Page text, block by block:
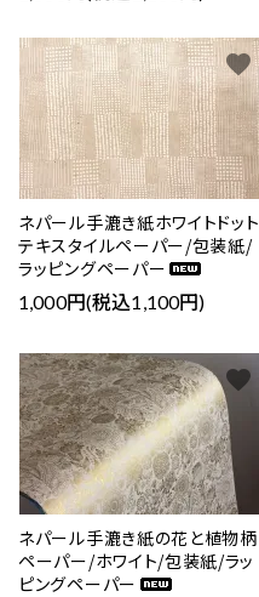
ネパール手漉き紙ホワイトドット
テキスタイルペーパー/包装紙/
ラッピングペーパー
1,000円(税込1,100円)
favorite
ネパール手漉き紙の花と植物柄
ペーパー/ホワイト/包装紙/ラッ
ピングペーパー
favorite